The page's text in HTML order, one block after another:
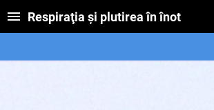
Respiraţia şi plutirea în înot